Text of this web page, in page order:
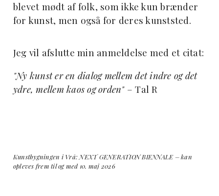
blevet mødt af folk, som ikke kun brænder
for kunst, men også for deres kunststed.
Jeg vil afslutte min anmeldelse med et citat:
"Ny kunst er en dialog mellem det indre og det
ydre, mellem kaos og orden"– Tal R
Kunstbygningen i Vrå: NEXT GENERATION BIENNALE – kan
opleves frem til og med 10. maj 2026